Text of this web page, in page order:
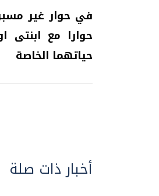
في حوار غير
حوارا مع
حياتهما الخاصة
أخبار ذات صلة